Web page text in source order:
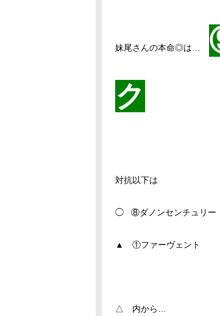
妹尾さんの本命◎は…
ク
対抗以下は
◯ ⑧ダノンセンチュリー
▲ ①ファーヴェント
△ 内から…